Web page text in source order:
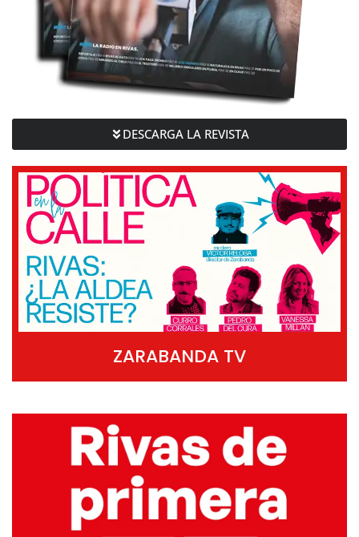
DESCARGA LA REVISTA
ZARABANDA TV